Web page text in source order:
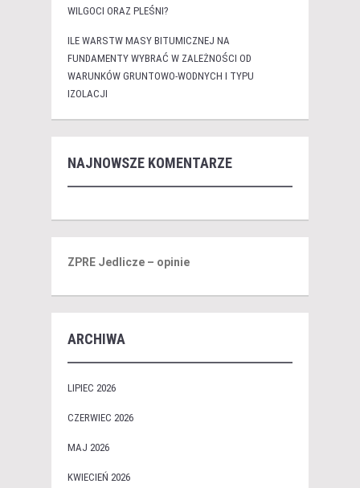
WILGOCI ORAZ PLEŚNI?
ILE WARSTW MASY BITUMICZNEJ NA
FUNDAMENTY WYBRAĆ W ZALEŻNOŚCI OD
WARUNKÓW GRUNTOWO-WODNYCH I TYPU
IZOLACJI
NAJNOWSZE KOMENTARZE
ZPRE Jedlicze – opinie
ARCHIWA
LIPIEC 2026
CZERWIEC 2026
MAJ 2026
KWIECIEŃ 2026